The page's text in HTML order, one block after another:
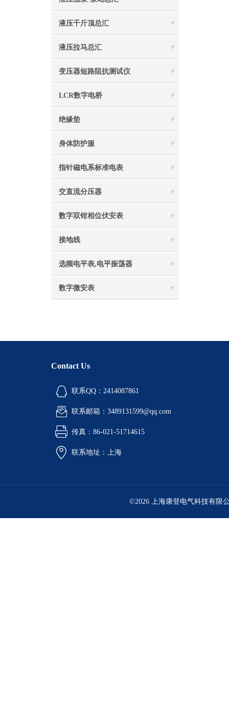
液压千斤顶总汇
液压拉马总汇
变压器短路阻抗测试仪
LCR数字电桥
绝缘垫
身体防护服
指针磁电系标准电表
交直流分压器
数字双钳相位伏安表
接地线
选频电平表,电平振荡器
数字微安表
Contact Us
联系QQ：2414087861
联系邮箱：3489131599@qq.com
传真：86-021-51714615
联系地址：上海
©2026 上海康登电气科技有限